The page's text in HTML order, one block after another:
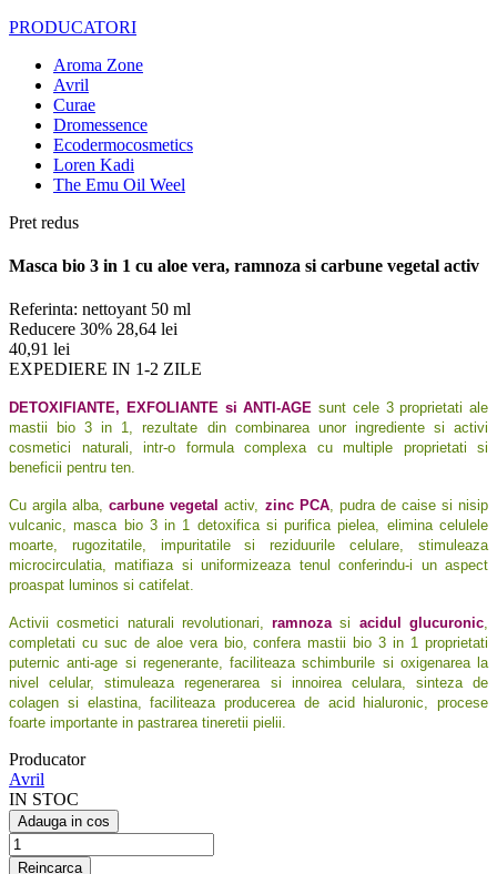
PRODUCATORI
Aroma Zone
Avril
Curae
Dromessence
Ecodermocosmetics
Loren Kadi
The Emu Oil Weel
Pret redus
Masca bio 3 in 1 cu aloe vera, ramnoza si carbune vegetal activ
Referinta: nettoyant 50 ml
Reducere 30% 28,64 lei
40,91 lei
EXPEDIERE IN 1-2 ZILE
DETOXIFIANTE, EXFOLIANTE si ANTI-AGE sunt cele 3 proprietati ale
mastii bio 3 in 1, rezultate din combinarea unor ingrediente si activi
cosmetici naturali, intr-o formula complexa cu multiple proprietati si
beneficii pentru ten.
Cu argila alba,carbune vegetal activ, zinc PCA, pudra de caise si nisip
vulcanic, masca bio 3 in 1 detoxifica si purifica pielea, elimina celulele
moarte, rugozitatile, impuritatile si reziduurile celulare, stimuleaza
microcirculatia, matifiaza si uniformizeaza tenul conferindu-i un aspect
proaspat luminos si catifelat.
Activii cosmetici naturali revolutionari,ramnozasi acidul glucuronic,
completati cu suc de aloe vera bio, confera mastii bio 3 in 1 proprietati
puternic anti-age si regenerante, faciliteaza schimburile si oxigenarea la
nivel celular, stimuleaza regenerarea si innoirea celulara, sinteza de
colagen si elastina, faciliteaza producerea de acid hialuronic, procese
foarte importante in pastrarea tineretii pielii.
Producator
Avril
IN STOC
Adauga in cos